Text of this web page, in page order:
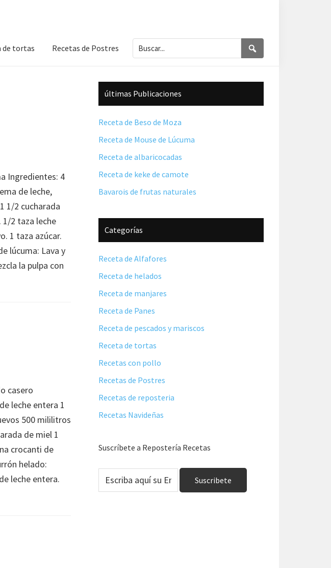
de tortas Recetas de Postres Buscar...
Ingredientes: 4
de leche,
1/2 cucharada
1/2 taza leche
1 taza azúcar.
lúcuma: Lava y
la pulpa con
casero
leche entera 1
500 mililitros
de miel 1
crocanti de
helado:
leche entera.
Barra
lateral
principal
últimas Publicaciones
Receta de Beso de Moza
Receta de Mouse de Lúcuma
Receta de albaricocadas
Receta de keke de camote
Bavarois de frutas naturales
Categorías
Receta de Alfafores
Receta de helados
Receta de manjares
Receta de Panes
Receta de pescados y mariscos
Receta de tortas
Recetas con pollo
Recetas de Postres
Recetas de reposteria
Recetas Navideñas
Suscríbete a Repostería Recetas